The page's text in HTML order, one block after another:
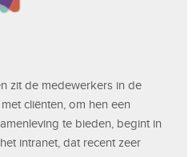
zit de medewerkers in de
cliënten, om hen een
te bieden, begint in
intranet, dat recent zeer